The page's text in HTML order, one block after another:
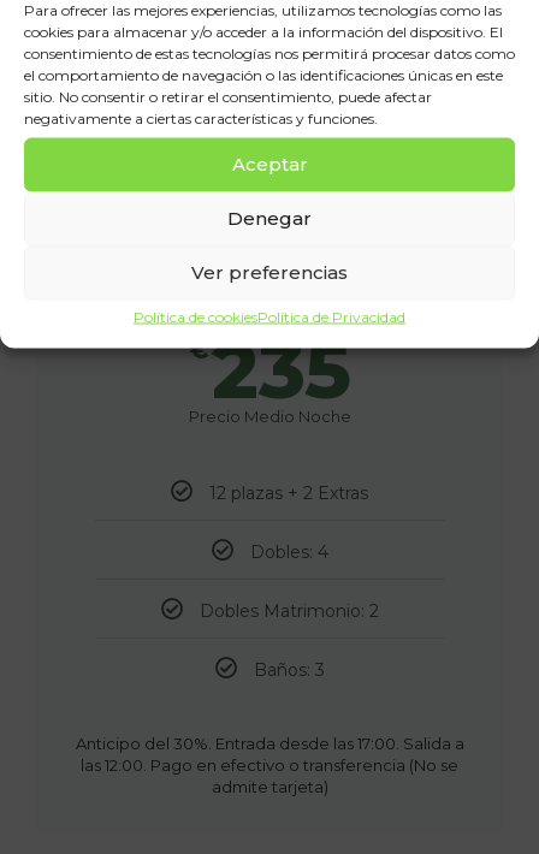
Para ofrecer las mejores experiencias, utilizamos tecnologías como las
cookies para almacenar y/o acceder a la información del dispositivo. El
consentimiento de estas tecnologías nos permitirá procesar datos como
el comportamiento de navegación o las identificaciones únicas en este
sitio. No consentir o retirar el consentimiento, puede afectar
negativamente a ciertas características y funciones.
Aceptar
Denegar
Ver preferencias
Política de cookiesPolítica de Privacidad
La Tejera
€235
Precio Medio Noche
12 plazas + 2 Extras
Dobles: 4
Dobles Matrimonio: 2
Baños: 3
Anticipo del 30%. Entrada desde las 17:00. Salida a
las 12:00. Pago en efectivo o transferencia (No se
admite tarjeta)